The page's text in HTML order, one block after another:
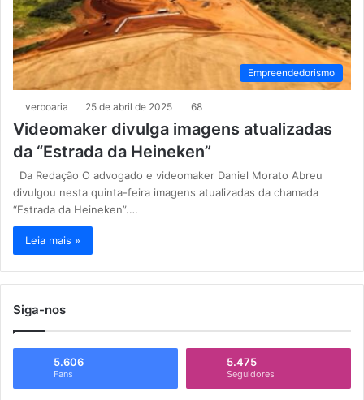
Empreendedorismo
verboaria 25 de abril de 2025 68
Videomaker divulga imagens atualizadas
da “Estrada da Heineken”
Da Redação O advogado e videomaker Daniel Morato Abreu
divulgou nesta quinta-feira imagens atualizadas da chamada
“Estrada da Heineken”.…
Leia mais »
Siga-nos
5.606
Fans
5.475
Seguidores